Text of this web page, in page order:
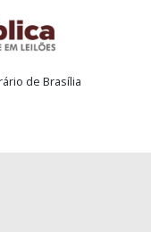
de Brasília